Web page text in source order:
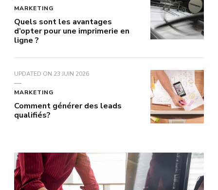
MARKETING
Quels sont les avantages
d’opter pour une imprimerie en
ligne ?
UPDATED ON 23 JUIN 2026
MARKETING
Comment générer des leads
qualifiés?